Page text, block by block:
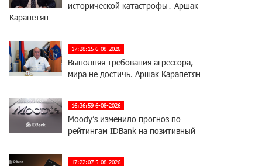
исторической катастрофы․ Аршак
Карапетян
17:28:15 6-08-2026
Выполняя требования агрессора,
мира не достичь. Аршак Карапетян
16:36:59 6-08-2026
Moody’s изменило прогноз по
рейтингам IDBank на позитивный
17:22:07 5-08-2026